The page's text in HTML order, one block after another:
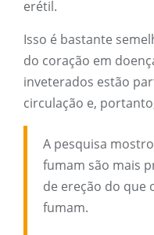
erétil.
Isso é bastante
do coração em
inveterados estão
circulação e,
A pesquisa
fumam são mais
de ereção do que
fumam.